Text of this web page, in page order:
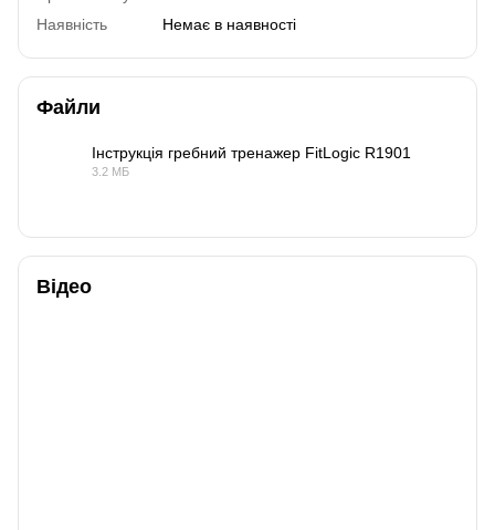
Наявність
Немає в наявності
Файли
Інструкція гребний тренажер FitLogic R1901
3.2 МБ
Відео